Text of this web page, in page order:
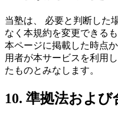
当塾は、 必要と判断した
なく本規約を変更できる
本ページに掲載した時点
用者が本サービスを利用
たものとみなします。
10. 準拠法および